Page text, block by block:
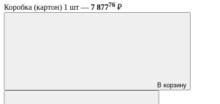
Коробка (картон) 1 шт — 7 87776 ₽
В корзину